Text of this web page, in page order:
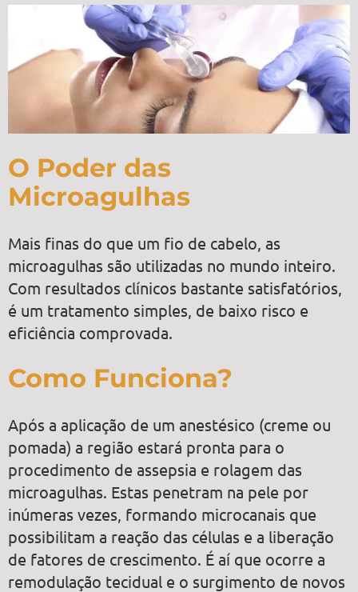
O Poder das
Microagulhas
Mais finas do que um fio de cabelo, as
microagulhas são utilizadas no mundo inteiro.
Com resultados clínicos bastante satisfatórios,
é um tratamento simples, de baixo risco e
eficiência comprovada.
Como Funciona?
Após a aplicação de um anestésico (creme ou
pomada) a região estará pronta para o
procedimento de assepsia e rolagem das
microagulhas. Estas penetram na pele por
inúmeras vezes, formando microcanais que
possibilitam a reação das células e a liberação
de fatores de crescimento. É aí que ocorre a
remodulação tecidual e o surgimento de novos